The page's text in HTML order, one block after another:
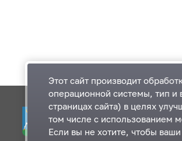
Одинцовский городской округ
области
Этот сайт производит
операционной системы, тип и
страницах сайта) в целях
том числе с использованием
Если вы не хотите, чтобы